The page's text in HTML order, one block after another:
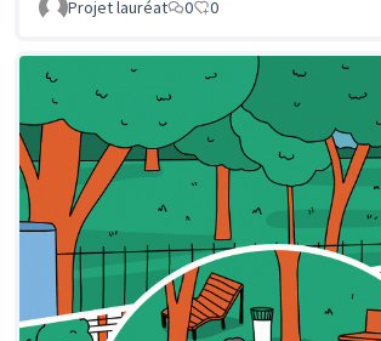
Projet lauréat 0 0